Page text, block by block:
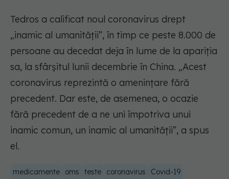
Tedros a calificat noul coronavirus drept
„inamic al umanităţii”, în timp ce peste 8.000 de
persoane au decedat deja în lume de la apariţia
sa, la sfârşitul lunii decembrie în China. „Acest
coronavirus reprezintă o ameninţare fără
precedent. Dar este, de asemenea, o ocazie
fără precedent de a ne uni împotriva unui
inamic comun, un inamic al umanităţii”, a spus
el.
medicamente oms teste coronavirus Covid-19